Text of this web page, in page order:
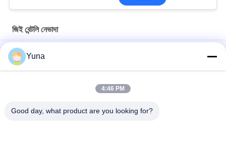
জিই বেন্টলি নেভাদা
১১ এমএম ৩৩০০এক্সএল জিই বেন্টলি নেভাডা রিভার্স বেন্টলি নেভাডা প্রোব
50 মিমি 3300XL বেন্টলি নেভাদা প্রক্সিমিটি প্রোব 330709-000-050-10-02-00
8.0 মিটার 3300 XL 11Mm GE বেন্টলি নেভাদা কম্পন প্রোব 330730-080-00-
Yuna
4:46 PM
Good day, what product are you looking for?